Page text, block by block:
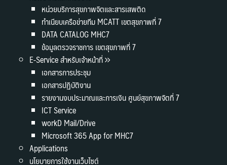
หน่วยบริการสุขภาพจิตและสารเสพติด
ทำเนียบเครือข่ายทีม MCATT เขตสุขภาพที่ 7
DATA CATALOG MHC7
ข้อมูลตรวจราชการ เขตสุขภาพที่ 7
E-Service สำหรับเจ้าหน้าที่
เอกสารการประชุม
เอกสารปฏิบัติงาน
รายงานงบประมาณและการเงิน ศูนย์สุขภาพจิตที่ 7
ICT Service
workD Mail/Drive
Microsoft 365 App for MHC7
Applications
นโยบายการใช้งานเว็บไซต์